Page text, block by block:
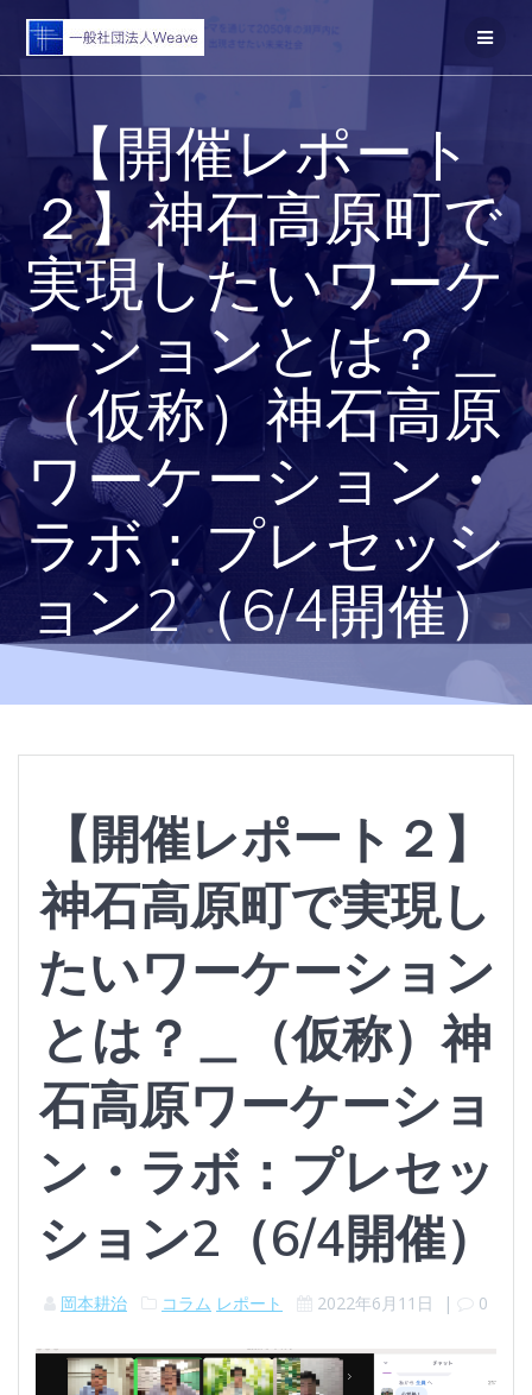
ス
ッ
プ
【開催レポート
２】神石高原町で
実現したいワーケ
ーションとは？＿
（仮称）神石高原
ワーケーション・
ラボ：プレセッシ
ョン2（6/4開催）
【開催レポート２】
神石高原町で実現し
たいワーケーション
とは？＿（仮称）神
石高原ワーケーショ
ン・ラボ：プレセッ
ション2（6/4開催）
岡本耕治 コラム レポート 2022年6月11日 | 0